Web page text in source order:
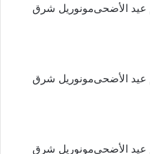
مونوريل شرق
مونوريل شرق
مونوريل شرق